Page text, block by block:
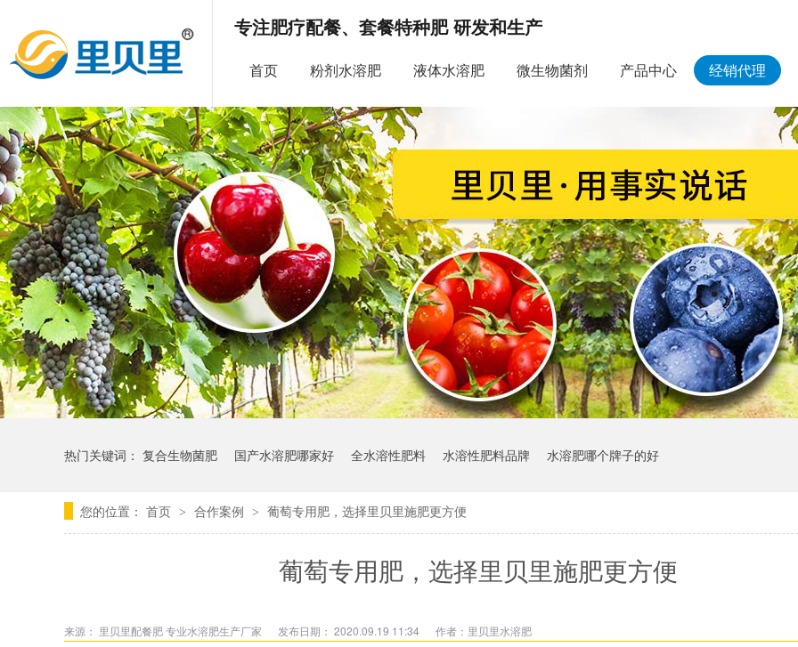
专注肥疗配餐、套餐特种肥 研发和生产
首页 粉剂水溶肥 液体水溶肥 微生物菌剂 产品中心 经销代理
热门关键词： 复合生物菌肥 国产水溶肥哪家好 全水溶性肥料 水溶性肥料品牌 水溶肥哪个牌子的好
您的位置： 首页 > 合作案例 > 葡萄专用肥，选择里贝里施肥更方便
葡萄专用肥，选择里贝里施肥更方便
来源： 里贝里配餐肥 专业水溶肥生产厂家 发布日期： 2020.09.19 11:34 作者：里贝里水溶肥